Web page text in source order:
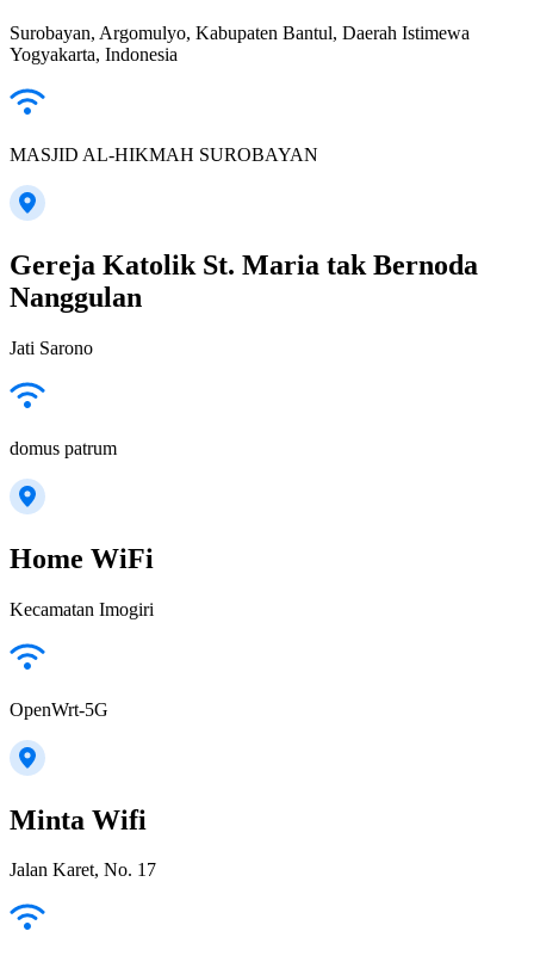
Surobayan, Argomulyo, Kabupaten Bantul, Daerah Istimewa
Yogyakarta, Indonesia
MASJID AL-HIKMAH SUROBAYAN
Gereja Katolik St. Maria tak Bernoda
Nanggulan
Jati Sarono
domus patrum
Home WiFi
Kecamatan Imogiri
OpenWrt-5G
Minta Wifi
Jalan Karet, No. 17